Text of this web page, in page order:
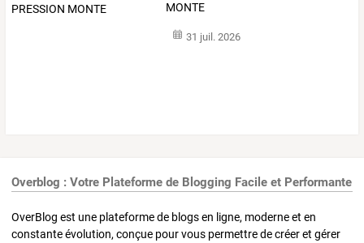
MONTE
31 juil. 2026
Overblog : Votre Plateforme de Blogging Facile et Performante
OverBlog est une plateforme de blogs en ligne, moderne et en
constante évolution, conçue pour vous permettre de créer et gérer